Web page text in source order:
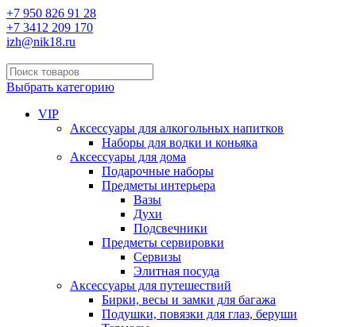
+7 950 826 91 28
+7 3412 209 170
izh@nik18.ru
Выбрать категорию
VIP
Аксессуары для алкогольных напитков
Наборы для водки и коньяка
Аксессуары для дома
Подарочные наборы
Предметы интерьера
Вазы
Духи
Подсвечники
Предметы сервировки
Сервизы
Элитная посуда
Аксессуары для путешествий
Бирки, весы и замки для багажа
Подушки, повязки для глаз, беруши